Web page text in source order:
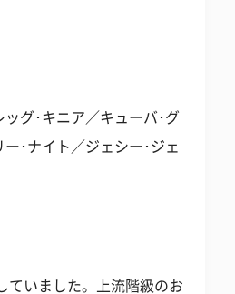
グ･キニア／キューバ･グ
･ナイト／ジェシー･ジェ
ていました。上流階級のお